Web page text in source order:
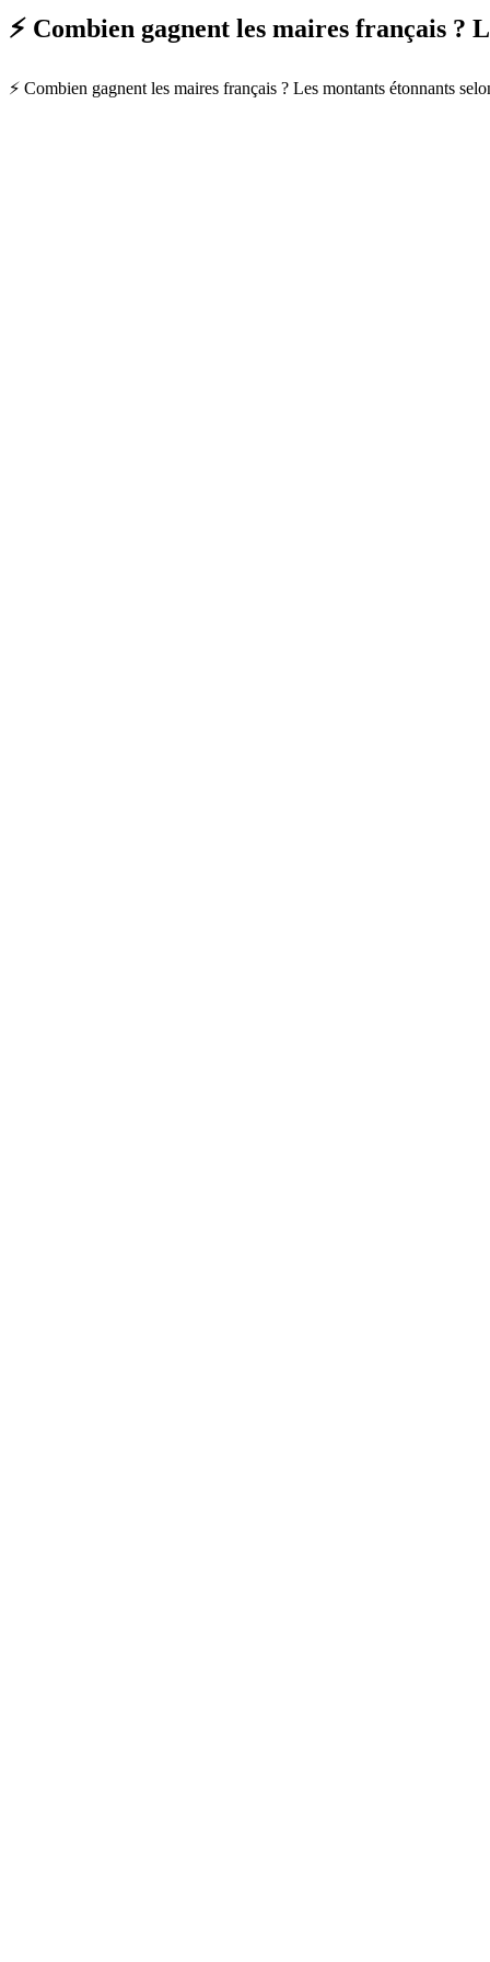
⚡ Combien gagnent les maires français ?
⚡ Combien gagnent les maires français ? Les montants étonnants